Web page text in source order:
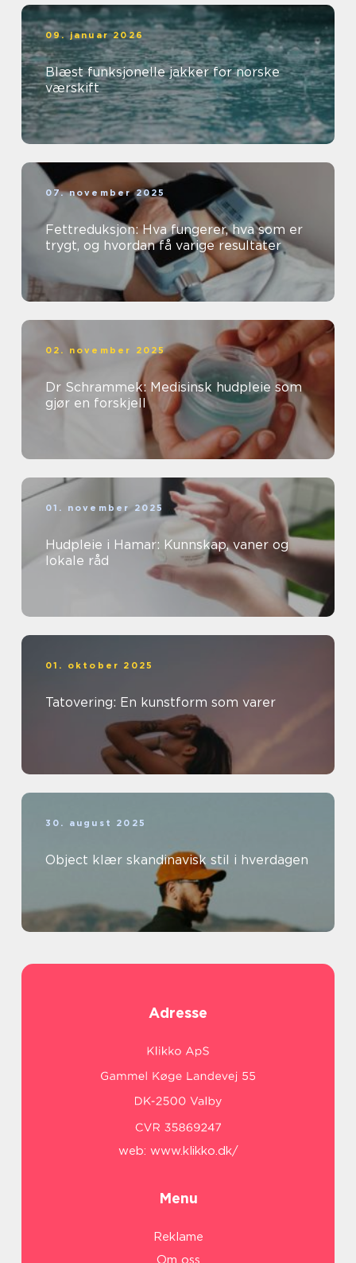
09. januar 2026
Blæst funksjonelle jakker for norske
værskift
07. november 2025
Fettreduksjon: Hva fungerer, hva som er
trygt, og hvordan få varige resultater
02. november 2025
Dr Schrammek: Medisinsk hudpleie som
gjør en forskjell
01. november 2025
Hudpleie i Hamar: Kunnskap, vaner og
lokale råd
01. oktober 2025
Tatovering: En kunstform som varer
30. august 2025
Object klær skandinavisk stil i hverdagen
Adresse
web: www.klikko.dk/
Menu
Reklame
Om oss